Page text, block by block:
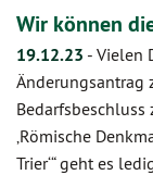
Wir können
19.12.23 - Vielen
Änderungsantrag
Bedarfsbeschluss
‚Römische
Trier‘“ geht es